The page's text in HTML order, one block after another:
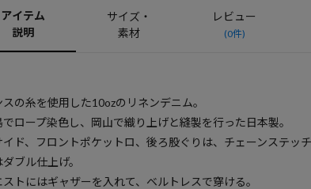
アイテム
説明
サイズ・
素材
レビュー
(0件)
スの糸を使用した10ozのリネンデニム。
でロープ染色し、岡山で織り上げと縫製を行った日本製。
イド、フロントポケットロ、後ろ股ぐりは、チェーンステッチ
ダブル仕上げ。
ストにはギャザーを入れて、ベルトレスで穿ける。